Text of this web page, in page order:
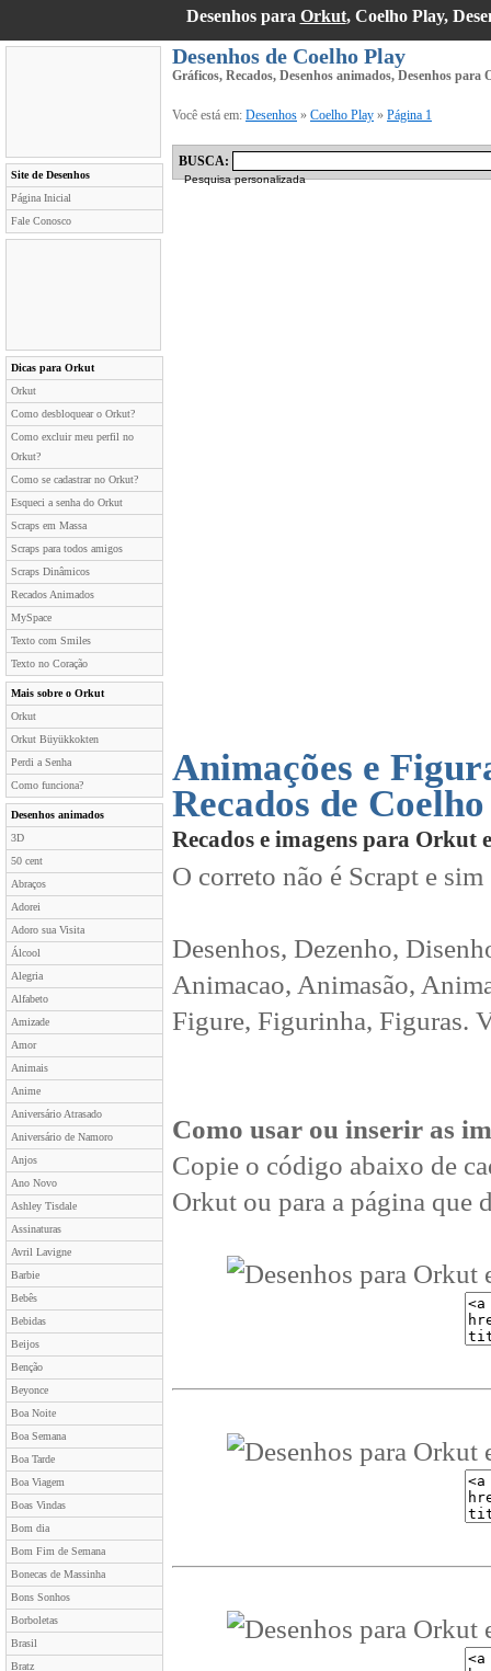
Desenhos para Orkut, Coelho Play,
Site de Desenhos
Página Inicial
Fale Conosco
Dicas para Orkut
Orkut
Como desbloquear o Orkut?
Como excluir meu perfil no
Orkut?
Como se cadastrar no Orkut?
Esqueci a senha do Orkut
Scraps em Massa
Scraps para todos amigos
Scraps Dinâmicos
Recados Animados
MySpace
Texto com Smiles
Texto no Coração
Mais sobre o Orkut
Orkut
Orkut Büyükkokten
Perdi a Senha
Como funciona?
Desenhos animados
3D
50 cent
Abraços
Adorei
Adoro sua Visita
Álcool
Alegria
Alfabeto
Amizade
Amor
Animais
Anime
Aniversário Atrasado
Aniversário de Namoro
Anjos
Ano Novo
Ashley Tisdale
Assinaturas
Avril Lavigne
Barbie
Bebês
Bebidas
Beijos
Benção
Beyonce
Boa Noite
Boa Semana
Boa Tarde
Boa Viagem
Boas Vindas
Bom dia
Bom Fim de Semana
Bonecas de Massinha
Bons Sonhos
Borboletas
Brasil
Bratz
Desenhos de Coelho Play
Gráficos, Recados, Desenhos animados, Desenhos
Você está em: Desenhos » Coelho Play » Página 1
BUSCA:
Pesquisa personalizada
Animações e
Recados de
Recados e imagens para Orkut
O correto não é Scrapt e
Desenhos, Dezenho,
Animacao, Animasão,
Figure, Figurinha, Figuras.
Como usar ou inserir as
Copie o código abaixo de
Orkut ou para a página que